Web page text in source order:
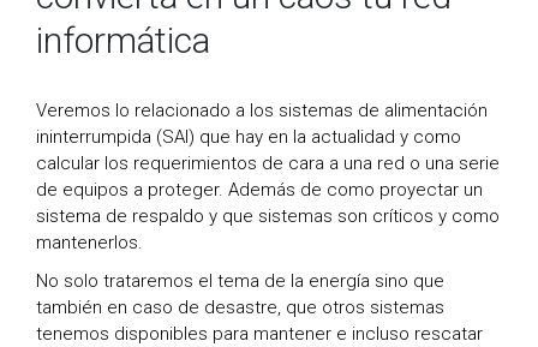
informática
Veremos lo relacionado a los sistemas de alimentación
ininterrumpida (SAI) que hay en la actualidad y como
calcular los requerimientos de cara a una red o una serie
de equipos a proteger. Además de como proyectar un
sistema de respaldo y que sistemas son críticos y como
mantenerlos.
No solo trataremos el tema de la energía sino que
también en caso de desastre, que otros sistemas
tenemos disponibles para mantener e incluso rescatar